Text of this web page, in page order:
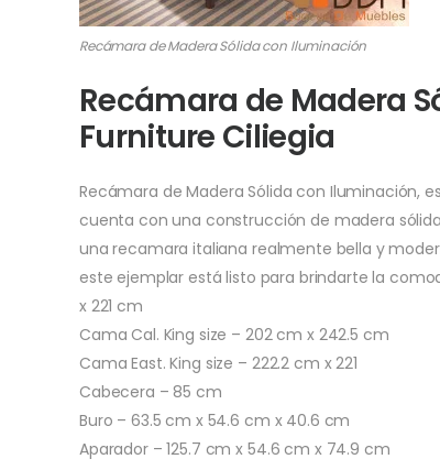
Recámara de Madera Sólida con Iluminación
Recámara de Madera
Furniture Ciliegia
Recámara de Madera Sólida con
cuenta con una construcción de madera
una recamara italiana realmente bella y
este ejemplar está listo para brindarte la
x 221 cm
Cama Cal. King size – 202 cm x 242.5 cm
Cama East. King size – 222.2 cm x 221
Cabecera – 85 cm
Buro – 63.5 cm x 54.6 cm x 40.6 cm
Aparador – 125.7 cm x 54.6 cm x 74.9 cm